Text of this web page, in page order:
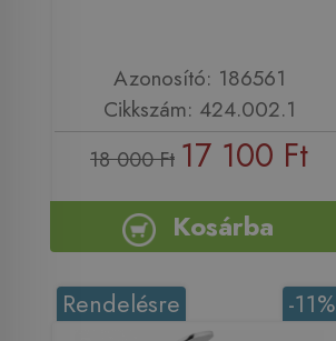
Azonosító: 186561
Cikkszám: 424.002.1
18 000 Ft 17 100 Ft
Kosárba
-11%
Rendelésre